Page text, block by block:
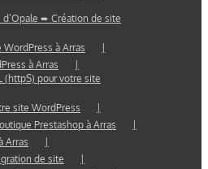
➨ Création de site
à Arras
à Arras
(httpS) pour votre site
site WordPress
Prestashop à Arras
Arras
de site